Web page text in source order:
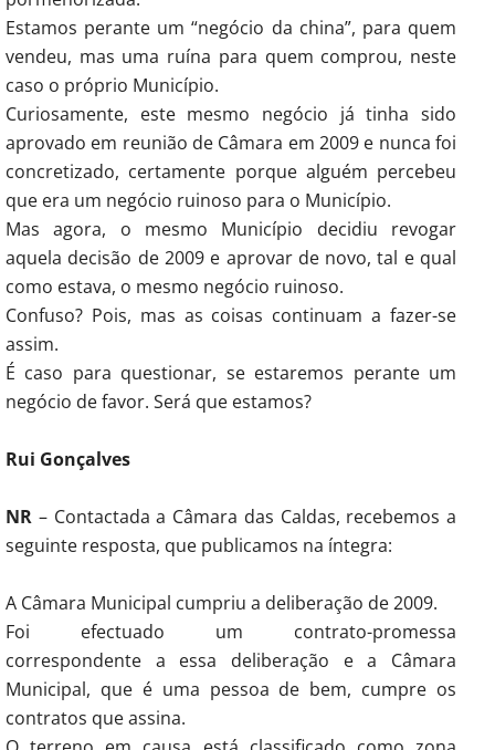
Estamos perante um “negócio da china”, para quem
vendeu, mas uma ruína para quem comprou, neste
caso o próprio Município.
Curiosamente, este mesmo negócio já tinha sido
aprovado em reunião de Câmara em 2009 e nunca foi
concretizado, certamente porque alguém percebeu
que era um negócio ruinoso para o Município.
Mas agora, o mesmo Município decidiu revogar
aquela decisão de 2009 e aprovar de novo, tal e qual
como estava, o mesmo negócio ruinoso.
Confuso? Pois, mas as coisas continuam a fazer-se
assim.
É caso para questionar, se estaremos perante um
negócio de favor. Será que estamos?
Rui Gonçalves
NR – Contactada a Câmara das Caldas, recebemos a
seguinte resposta, que publicamos na íntegra:
A Câmara Municipal cumpriu a deliberação de 2009.
Foi efectuado um contrato-promessa
correspondente a essa deliberação e a Câmara
Municipal, que é uma pessoa de bem, cumpre os
contratos que assina.